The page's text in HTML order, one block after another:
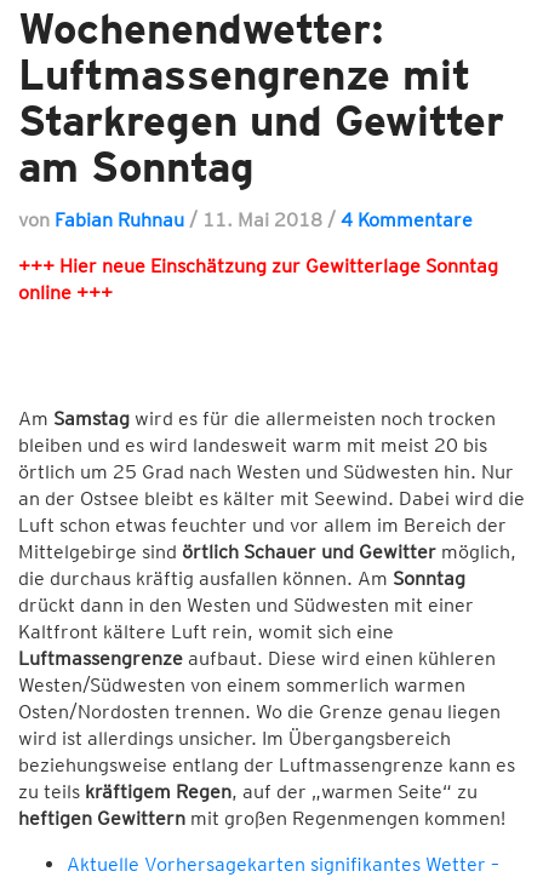
Wochenendwetter:
Luftmassengrenze mit
Starkregen und Gewitter
am Sonntag
von Fabian Ruhnau / 11. Mai 2018 / 4 Kommentare
+++ Hier neue Einschätzung zur Gewitterlage Sonntag
online +++
Am Samstag wird es für die allermeisten noch trocken
bleiben und es wird landesweit warm mit meist 20 bis
örtlich um 25 Grad nach Westen und Südwesten hin. Nur
an der Ostsee bleibt es kälter mit Seewind. Dabei wird die
Luft schon etwas feuchter und vor allem im Bereich der
Mittelgebirge sind örtlich Schauer und Gewitter möglich,
die durchaus kräftig ausfallen können. Am Sonntag
drückt dann in den Westen und Südwesten mit einer
Kaltfront kältere Luft rein, womit sich eine
Luftmassengrenze aufbaut. Diese wird einen kühleren
Westen/Südwesten von einem sommerlich warmen
Osten/Nordosten trennen. Wo die Grenze genau liegen
wird ist allerdings unsicher. Im Übergangsbereich
beziehungsweise entlang der Luftmassengrenze kann es
zu teils kräftigem Regen, auf der „warmen Seite“ zu
heftigen Gewittern mit großen Regenmengen kommen!
Aktuelle Vorhersagekarten signifikantes Wetter –